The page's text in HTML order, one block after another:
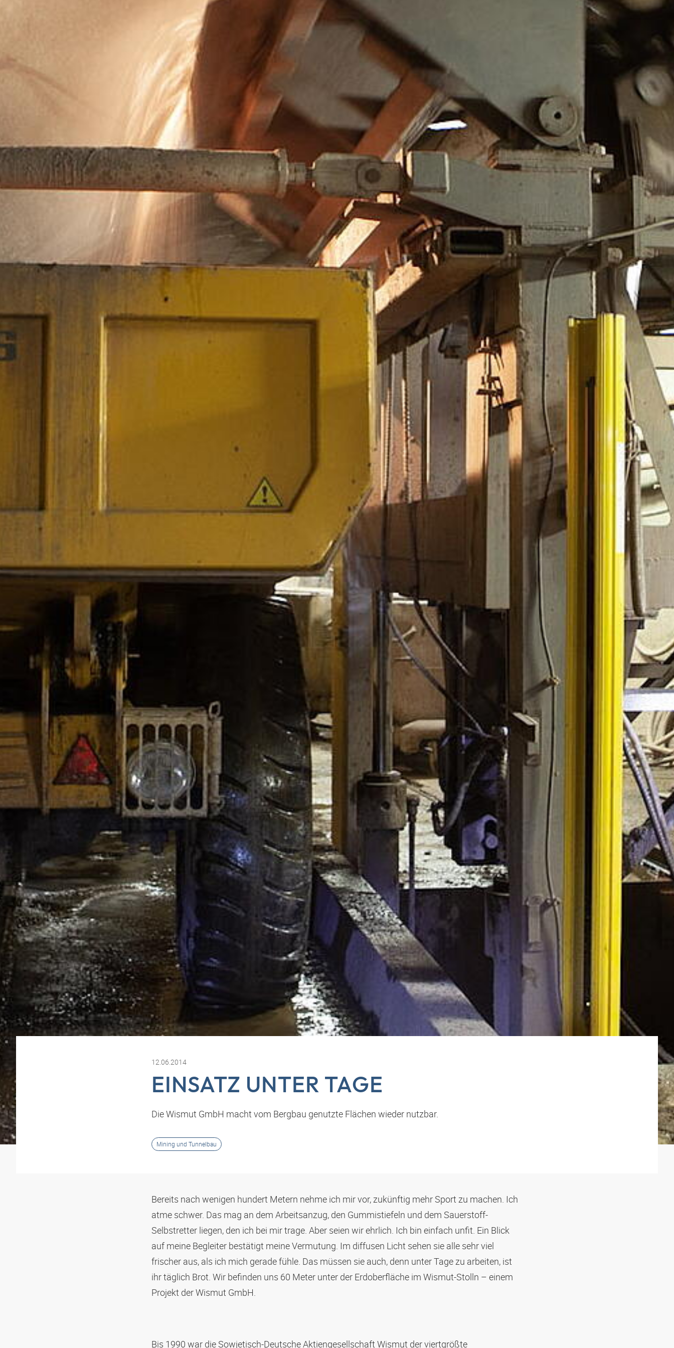
12.06.2014
EINSATZ UNTER TAGE
Die Wismut GmbH macht vom Bergbau genutzte Flächen wieder nutzbar.
Mining und Tunnelbau
Bereits nach wenigen hundert Metern nehme ich mir vor, zukünftig mehr Sport zu machen. Ich
atme schwer. Das mag an dem Arbeitsanzug, den Gummistiefeln und dem Sauerstoff-
Selbstretter liegen, den ich bei mir trage. Aber seien wir ehrlich. Ich bin einfach unfit. Ein Blick
auf meine Begleiter bestätigt meine Vermutung. Im diffusen Licht sehen sie alle sehr viel
frischer aus, als ich mich gerade fühle. Das müssen sie auch, denn unter Tage zu arbeiten, ist
ihr täglich Brot. Wir befinden uns 60 Meter unter der Erdoberfläche im Wismut-Stolln – einem
Projekt der Wismut GmbH.
Bis 1990 war die Sowjetisch-Deutsche Aktiengesellschaft Wismut der viertgrößte